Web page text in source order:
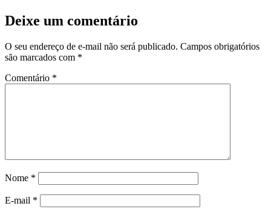
Deixe um comentário
O seu endereço de e-mail não será publicado. Campos obrigatórios
são marcados com *
Comentário *
Nome *
E-mail *